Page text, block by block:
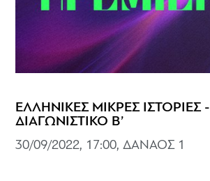
ΕΛΛΗΝΙΚΕΣ ΜΙΚΡΕΣ ΙΣΤΟΡΙΕΣ -
ΔΙΑΓΩΝΙΣΤΙΚΟ Β’
30/09/2022, 17:00, ΔΑΝΑΟΣ 1